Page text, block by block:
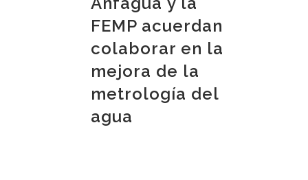
FEMP acuerdan
colaborar en la
mejora de la
metrología del
agua